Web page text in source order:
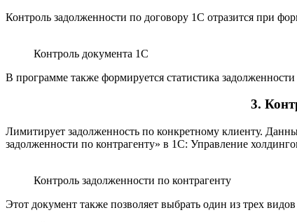
Контроль задолженности по договору 1С отразится при
Контроль документа 1С
В программе также формируется статистика
3.
Лимитирует задолженность по конкретному клиенту.
задолженности по контрагенту» в 1С: Управление
Контроль задолженности по контрагенту
Этот документ также позволяет выбрать один из трех